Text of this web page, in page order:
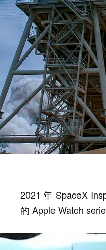
2021 年 SpaceX
的 Apple Watch